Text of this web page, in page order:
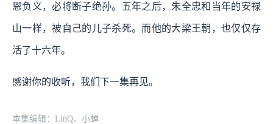
恩负义，必将断子绝孙。五年之后，朱全忠和当年的安禄
山一样，被自己的儿子杀死。而他的大梁王朝，也仅仅存
活了十六年。
感谢你的收听，我们下一集再见。
本集编辑：LinQ、小蝉